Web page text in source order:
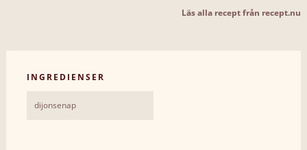
Läs alla recept från recept.nu
INGREDIENSER
dijonsenap